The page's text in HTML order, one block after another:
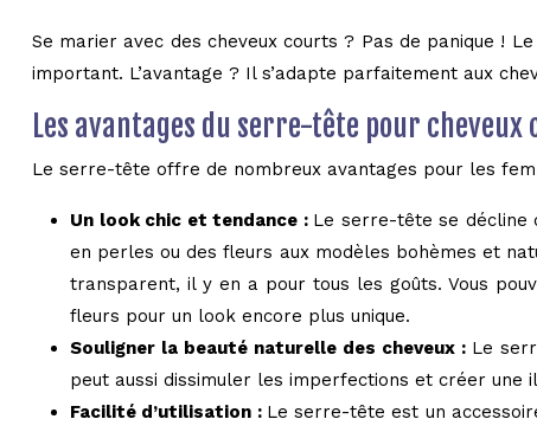
Se marier avec des cheveux courts ? Pas de panique !
important. L’avantage ? Il s’adapte parfaitement aux
Les avantages du serre-tête pour cheveux
Le serre-tête offre de nombreux avantages pour les
Un look chic et tendance : Le serre-tête se décline
en perles ou des fleurs aux modèles bohèmes et
transparent, il y en a pour tous les goûts. Vous
fleurs pour un look encore plus unique.
Souligner la beauté naturelle des cheveux : Le
peut aussi dissimuler les imperfections et créer
Facilité d’utilisation : Le serre-tête est un